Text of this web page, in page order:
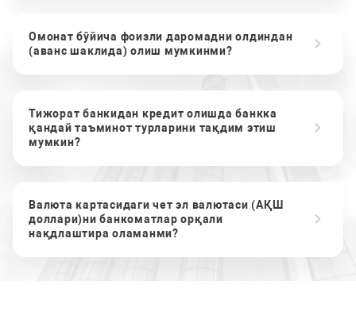
Омонат бўйича фоизли даромадни олдиндан
(аванс шаклида) олиш мумкинми?
Тижорат банкидан кредит олишда банкка
қандай таъминот турларини тақдим этиш
мумкин?
Валюта картасидаги чет эл валютаси (АҚШ
доллари)ни банкоматлар орқали
нақдлаштира оламанми?